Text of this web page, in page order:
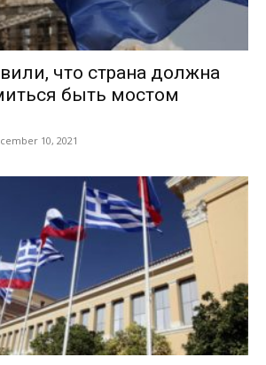
что страна должна
быть мостом
10, 2021